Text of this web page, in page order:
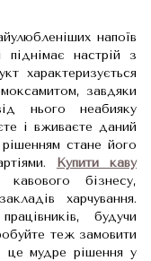
напоїв
настрій з
характеризується
завдяки
нього неабияку
і вживаєте даний
стане його
Купити каву
бізнесу,
харчування.
будучи
теж замовити
це мудре рішення у